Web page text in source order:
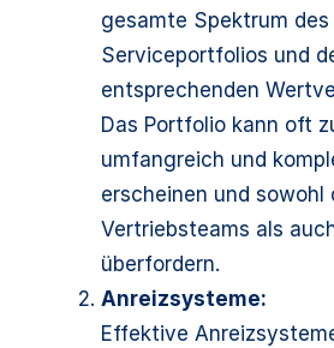
gesamte Spektrum des
Serviceportfolios und
entsprechenden
Das Portfolio kann oft
umfangreich und
erscheinen und sowohl
Vertriebsteams als
überfordern.
Anreizsysteme:
Effektive